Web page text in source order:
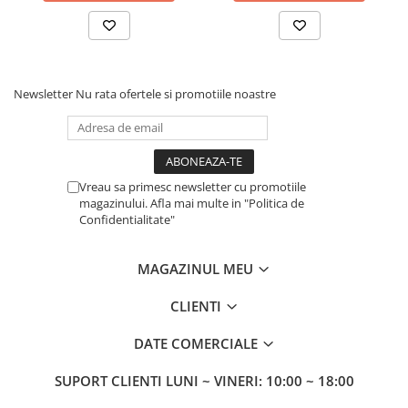
Newsletter Nu rata ofertele si promotiile noastre
Vreau sa primesc newsletter cu promotiile
magazinului. Afla mai multe in "Politica de
Confidentialitate"
MAGAZINUL MEU
CLIENTI
DATE COMERCIALE
SUPORT CLIENTI LUNI ~ VINERI: 10:00 ~ 18:00